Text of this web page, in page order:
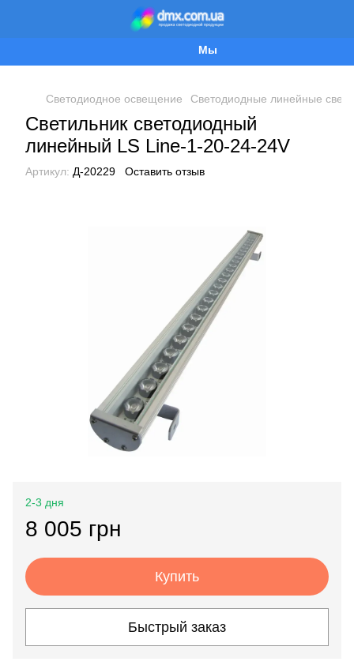
Мы работаем!
Светодиодное освещение Светодиодные линейные
Светильник светодиодный
линейный LS Line-1-20-24-24V
Артикул: Д-20229 Оставить отзыв
2-3 дня
8 005 грн
Купить
Быстрый заказ